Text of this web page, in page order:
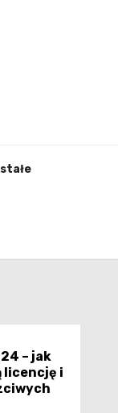
– jak
licencję i